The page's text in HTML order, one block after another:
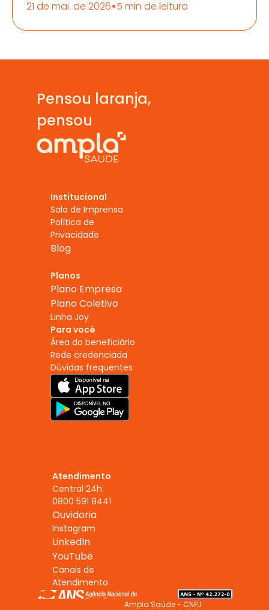
21 de mai. de 2026•5 min de leitura
Pensou laranja,
pensou
Institucional
Sala de Imprensa
Política de
Privacidade
Blog
Planos
Plano Empresa
Plano Coletivo
Linha Joy
Para você
Área do beneficiário
Rede credenciada
Dúvidas frequentes
Atendimento
Central 24h:
0800 591 8441
Ouvidoria
Instagram
LinkedIn
YouTube
Canais de
Atendimento
Ampla Saúde - CNPJ